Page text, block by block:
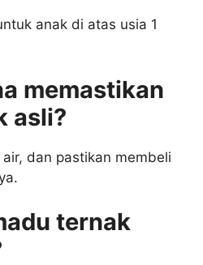
anak di atas usia 1
memastikan
asli?
dan pastikan membeli
ternak